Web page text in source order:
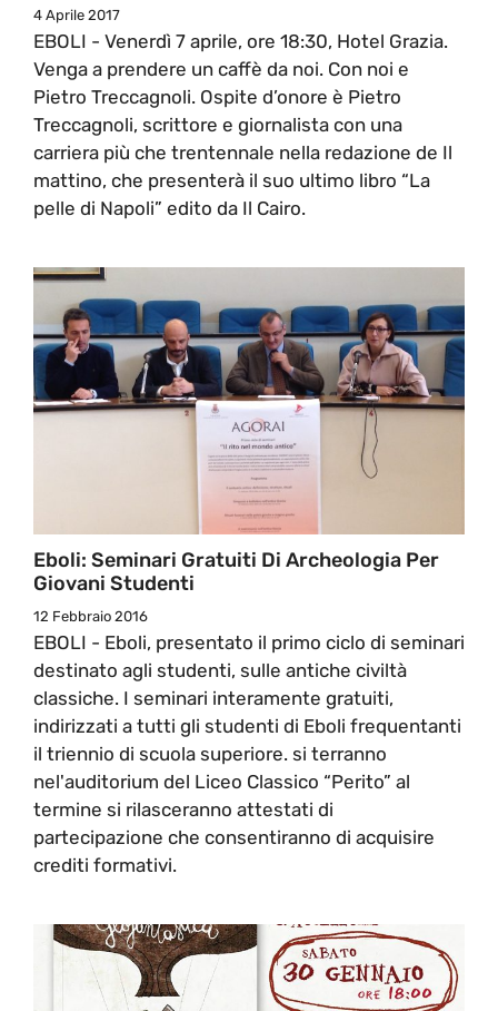
4 Aprile 2017
EBOLI - Venerdì 7 aprile, ore 18:30, Hotel Grazia.
Venga a prendere un caffè da noi. Con noi e
Pietro Treccagnoli. Ospite d’onore è Pietro
Treccagnoli, scrittore e giornalista con una
carriera più che trentennale nella redazione de Il
mattino, che presenterà il suo ultimo libro “La
pelle di Napoli” edito da Il Cairo.
Eboli: Seminari Gratuiti Di Archeologia Per
Giovani Studenti
12 Febbraio 2016
EBOLI - Eboli, presentato il primo ciclo di seminari
destinato agli studenti, sulle antiche civiltà
classiche. I seminari interamente gratuiti,
indirizzati a tutti gli studenti di Eboli frequentanti
il triennio di scuola superiore. si terranno
nel'auditorium del Liceo Classico “Perito” al
termine si rilasceranno attestati di
partecipazione che consentiranno di acquisire
crediti formativi.